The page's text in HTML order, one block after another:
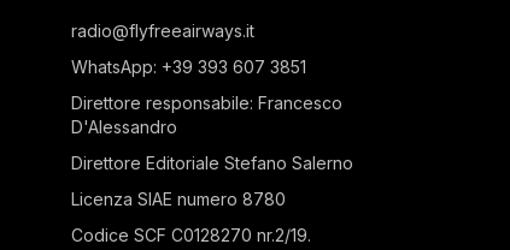
radio@flyfreeairways.it
WhatsApp: +39 393 607 3851
Direttore responsabile: Francesco
D'Alessandro
Direttore Editoriale Stefano Salerno
Licenza SIAE numero 8780
Codice SCF C0128270 nr.2/19.